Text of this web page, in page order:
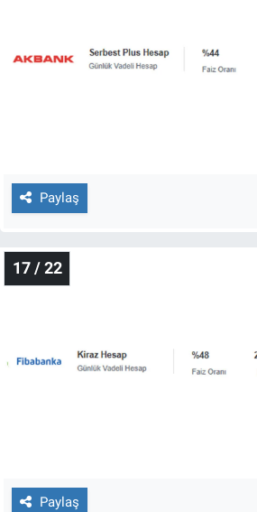
Paylaş
17 / 22
Paylaş